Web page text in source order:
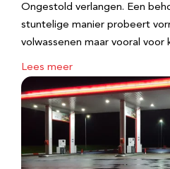
Ongestold verlangen. Een
stuntelige manier probeert
volwassenen maar vooral
Lees meer